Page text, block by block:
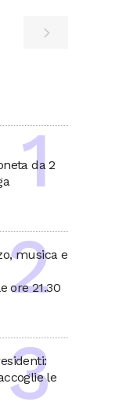
da 2
musica e
ore 21.30
le